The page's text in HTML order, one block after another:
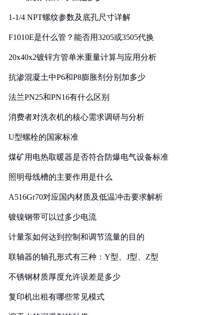
1-1/4 NPT螺纹参数及底孔尺寸详解
F1010E是什么管？能否用3205或3505代换
20x40x2镀锌方管单米重量计算与应用分析
抗渗混凝土中P6和P8膨胀剂分别加多少
法兰PN25和PN16有什么区别
消费者对洗衣机的核心需求调研与分析
U型螺栓的国家标准
煤矿用电热取暖器是否符合防爆电气设备标准
照明母线槽的主要作用是什么
A516Gr70对应国内材质及低温冲击要求解析
镀镍钢带可以过多少电流
计量泵如何达到控制和调节流量的目的
联轴器的轴孔形式有三种：Y型、J型、Z型
不锈钢材质厚度允许误差是多少
复印机出租有哪些常见模式